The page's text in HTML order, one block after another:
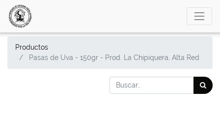
Productos
Pasas de Uva - 150gr - Prod. La Chipiquera, Alta Red